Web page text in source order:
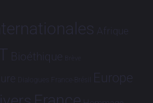
Afrique
Bioéthique Brève
Dialogues France-Brésil Europe